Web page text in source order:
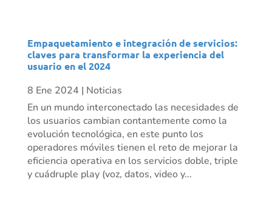
Empaquetamiento e integración de servicios:
claves para transformar la experiencia del
usuario en el 2024
8 Ene 2024 | Noticias
En un mundo interconectado las necesidades de
los usuarios cambian contantemente como la
evolución tecnológica, en este punto los
operadores móviles tienen el reto de mejorar la
eficiencia operativa en los servicios doble, triple
y cuádruple play (voz, datos, video y...